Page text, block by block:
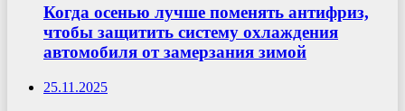
Когда осенью лучше поменять антифриз,
чтобы защитить систему охлаждения
автомобиля от замерзания зимой
25.11.2025